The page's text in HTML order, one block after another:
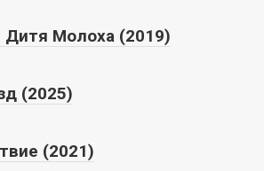
Дитя Молоха (2019)
(2025)
(2021)